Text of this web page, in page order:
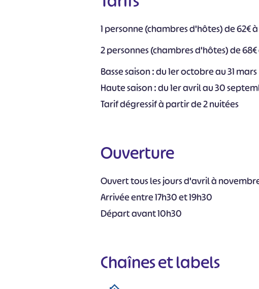
1 personne (chambres d'hôtes) de 62€
2 personnes (chambres d'hôtes) de 68€
Basse saison : du 1er octobre au 31 mars
Haute saison : du 1er avril au 30
Tarif dégressif à partir de 2 nuitées
Ouverture
Ouvert tous les jours d'avril à
Arrivée entre 17h30 et 19h30
Départ avant 10h30
Chaînes et labels